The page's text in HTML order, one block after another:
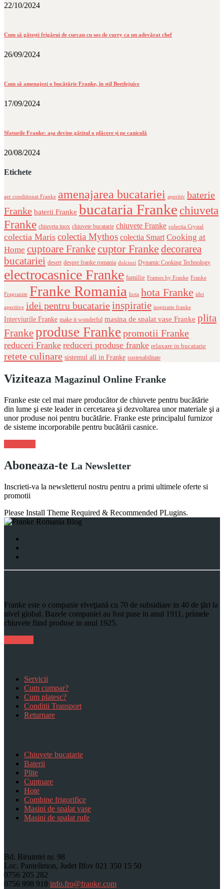
22/10/2024
Cum să gătești frigărui de curcan cu sos de curry ca un adevărat chef
26/09/2024
Cum să amenajezi o bucătărie Franke, în stil Beetlejuice
17/09/2024
Sfaturile Franke: așa devine gătitul o plăcere și pe caniculă
20/08/2024
Etichete
aer conditionat Franke amenajarea bucatariei aperitiv baterie
Franke baterii Franke bucataria Franke chiuveta
Franke chiuveta inox chiuvete bucatarie chiuvete Franke colectia Crystal
colectia Maris colectia Mythos colectia Smart Cooking at
Home cuptoare Franke cuptor Franke decorarea
bucatariei desert despre franke romania dulciuri Dynamic Cooking Technology
electrocasnice Franke familie Frames by Franke Franke
Fragranite Franke Romania hota hota Franke idei
aperitive idei pentru bucatarieinspiratie inspiratie franke
Interviurile Franke make it wonderful masina de spalat vase Franke plita
Frankeproduse Franke promotii Franke
reduceri Franke reduceri produse franke relaxare in bucatarie
retete culinare sistemul all in Franke sustenabilitate
Viziteaza Magazinul Online Franke
Franke este cel mai mare producător de chiuvete pentru bucătărie
din lume şi este leader in cercetarea şi dezvoltarea unor materiale şi a
unor produse noi pentru bucătărie. Franke este principalul furnizor
de sisteme incorporabile pentru bucătării casnice.
Aboneaza-te La Newsletter
Inscrieti-va la newsletterul nostru pentru a primi ultimele oferte si
promotii
Please Install Theme Required & Recommended PLugins.
Franke este o companie elveţiană cu 70 de subsidiare in 40 de ţări la
nivel global. Bazele companiei au fost puse in anul 1911, prímele
chiuvete fiind produse in anul 1925.
Servicii
Cum cumpar?
Cum platesc?
Conditii Transport
Returnare
Chiuvete bucatarie
Baterii
Plite
Cuptoare
Hote
Combine frigorifice
Masini de spalat vase
Masini de spalat rufe
Bd. Biruintei nr. 98
Loc. Pantelimon, Judet Ilfov 021 350 15 50
0756 205 282
0756 998 918 info.fro@franke.com